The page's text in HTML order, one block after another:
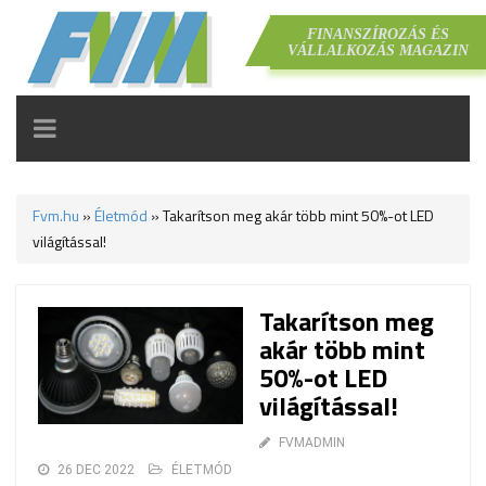
FINANSZÍROZÁS ÉS
VÁLLALKOZÁS MAGAZIN
TOGGLE
NAVIGATION
Fvm.hu » Életmód »Takarítson meg akár több mint 50%-ot LED
világítással!
Takarítson meg
akár több mint
50%-ot LED
világítással!
FVMADMIN
26 DEC 2022
ÉLETMÓD